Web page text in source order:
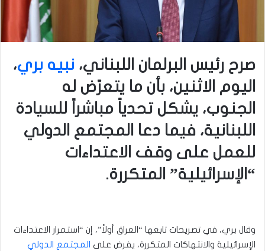
صرح رئيس البرلمان اللبناني، نبيه بري،
اليوم الاثنين، بأن ما يتعرّض له
الجنوب، يشكل تحدياً مباشراً للسيادة
اللبنانية، فيما دعا المجتمع الدولي
للعمل على وقف الاعتداءات
“الإسرائيلية” المتكررة.
وقال بري، في تصريحات تابعها “العراق أولاً”، إن “استمرار الاعتداءات
الإسرائيلية والانتهاكات المتكررة، يفرض على المجتمع الدولي